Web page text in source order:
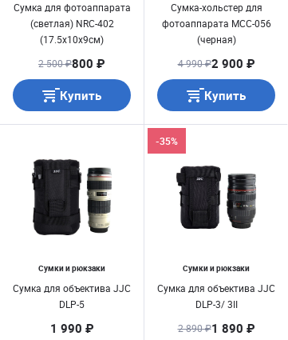
Сумка для фотоаппарата
(светлая) NRC-402
(17.5x10x9см)
2 500 ₽800 ₽
Купить
Сумка-хольстер для
фотоаппарата MCC-056
(черная)
4 990 ₽2 900 ₽
Купить
Сумки и рюкзаки
Сумка для объектива JJC
DLP-5
1 990 ₽
Сумки и рюкзаки
Сумка для объектива JJC
DLP-3/ 3II
-35%
2 890 ₽1 890 ₽